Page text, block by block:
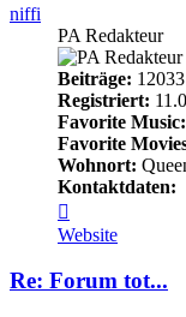
niffi
PA Redakteur
Beiträge: 12033
Registriert:
Favorite Music:
Favorite
Wohnort:
Kontaktdaten:
von
niffi
Website
Re: Forum tot...